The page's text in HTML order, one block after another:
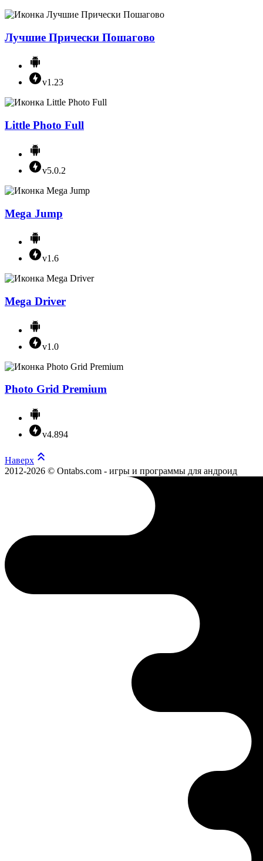
Лучшие Прически Пошагово
v1.23
Little Photo Full
v5.0.2
Mega Jump
v1.6
Mega Driver
v1.0
Photo Grid Premium
v4.894
Наверх
2012-2026 © Ontabs.com - игры и программы для андроид